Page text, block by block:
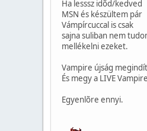
Ha lesssz idõd/kedved
MSN és készültem pár
Vámpírcuccal is csak
sajna suliban nem
mellékelni ezeket.
Vampire újság
És megy a LIVE
Egyenlõre ennyi.